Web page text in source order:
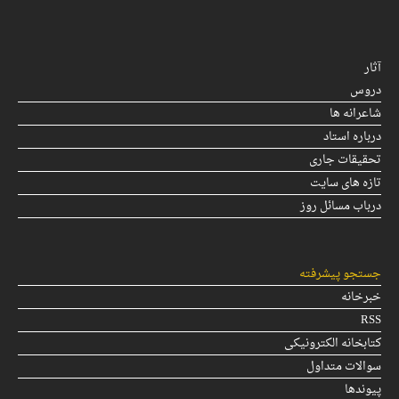
آثار
دروس
شاعرانه ها
درباره استاد
تحقیقات جاری
تازه های سایت
درباب مسائل روز
جستجو پیشرفته
خبرخانه
RSS
کتابخانه الکترونیکی
سوالات متداول
پیوندها